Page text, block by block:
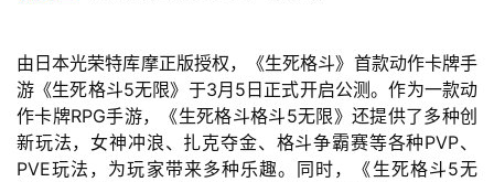
由日本光荣特库摩正版授权，《生死格斗》首款动作卡牌手
游《生死格斗5无限》于3月5日正式开启公测。作为一款动
作卡牌RPG手游，《生死格斗格斗5无限》还提供了多种创
新玩法，女神冲浪、扎克夺金、格斗争霸赛等各种PVP、
PVE玩法，为玩家带来多种乐趣。同时，《生死格斗5无